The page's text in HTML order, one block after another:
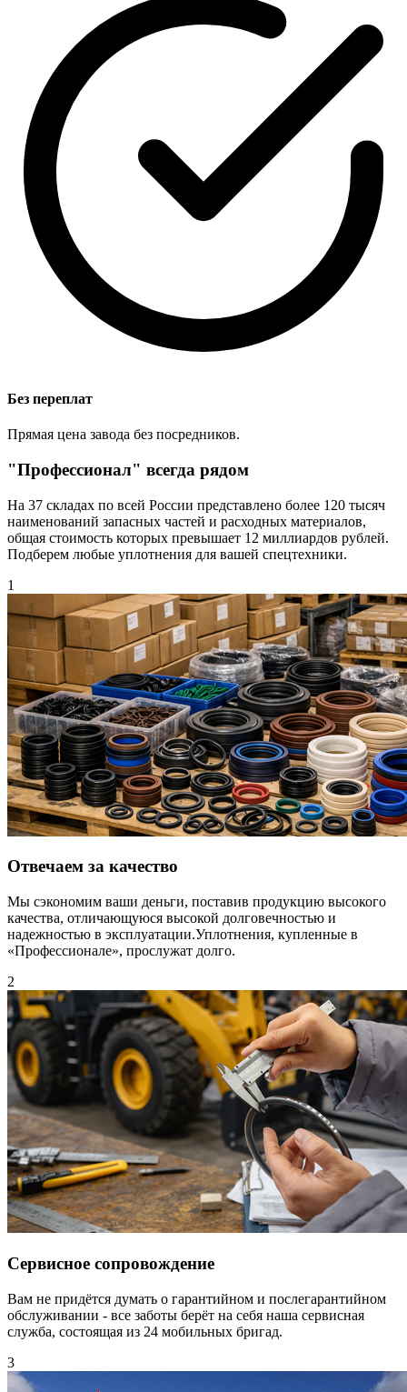
Без переплат
Прямая цена завода без посредников.
"Профессионал" всегда рядом
На 37 складах по всей России представлено более 120 тысяч
наименований запасных частей и расходных материалов,
общая стоимость которых превышает 12 миллиардов рублей.
Подберем любые уплотнения для вашей спецтехники.
1
Отвечаем за качество
Мы сэкономим ваши деньги, поставив продукцию высокого
качества, отличающуюся высокой долговечностью и
надежностью в эксплуатации.Уплотнения, купленные в
«Профессионале», прослужат долго.
2
Сервисное сопровождение
Вам не придётся думать о гарантийном и послегарантийном
обслуживании - все заботы берёт на себя наша сервисная
служба, состоящая из 24 мобильных бригад.
3